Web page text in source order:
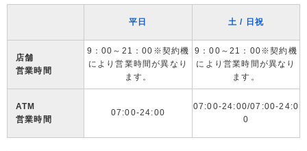
平日 土 / 日祝
店舗
営業時間
9：00～21：00※契約機
により営業時間が異なり
ます。
9：00～21：00※契約機
により営業時間が異なり
ます。
ATM
営業時間
07:00-24:00
07:00-24:00/07:00-24:0
0